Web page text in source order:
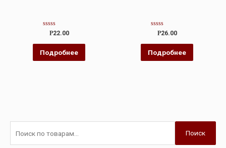
Оценка
из
Р22.00
Подробнее
Оценка
из
Р26.00
Подробнее
Поиск